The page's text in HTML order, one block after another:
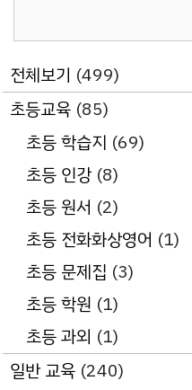
전체보기 (499)
초등교육 (85)
초등 학습지 (69)
초등 인강(8)
초등 원서 (2)
초등 전화화상영어 (1)
초등 문제집 (3)
초등 학원 (1)
초등 과외 (1)
일반 교육 (240)